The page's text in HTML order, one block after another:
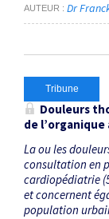
AUTEUR Dr
Tribune
Douleurs
de
La ou les
consultation en
cardiopédiatrie
et concernent
population